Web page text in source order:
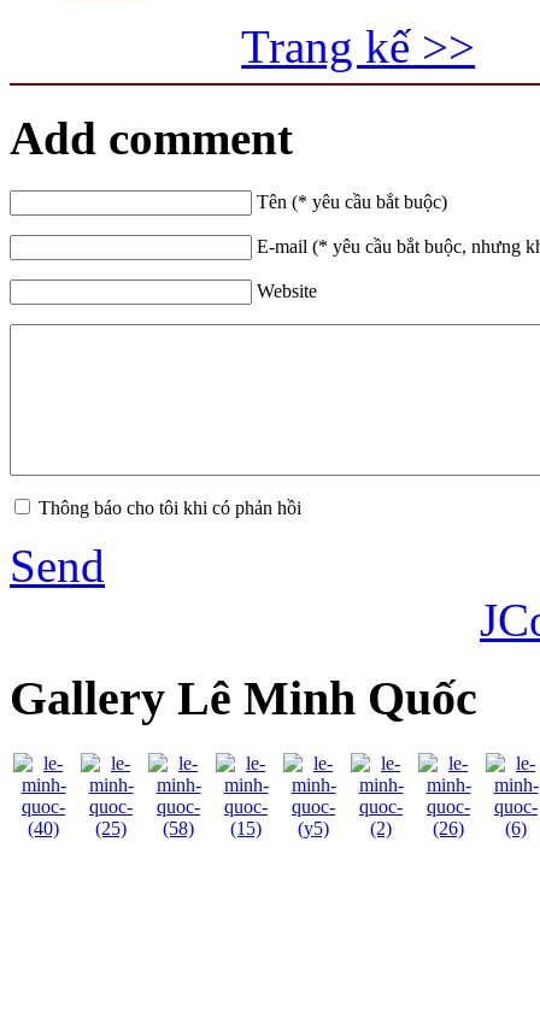
Trang kế >>
Add comment
Tên (* yêu cầu bắt buộc)
E-mail (* yêu cầu bắt buộc, nhưng
Website
Thông báo cho tôi khi có phản hồi
Send
Gallery Lê Minh Quốc